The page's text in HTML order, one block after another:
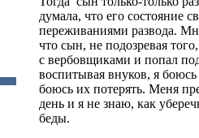
думала, что его состояние
переживаниями развода.
что сын, не подозревая
с вербовщиками и попал
воспитывая внуков, я боюсь
боюсь их потерять. Меня
день и я не знаю, как
беды.